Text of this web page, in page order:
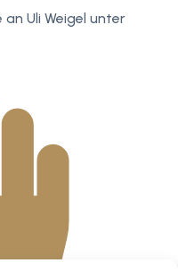
Uli Weigel unter